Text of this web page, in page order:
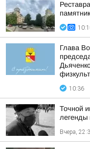
Глава
10:36
Точной
легенды
Вчера,